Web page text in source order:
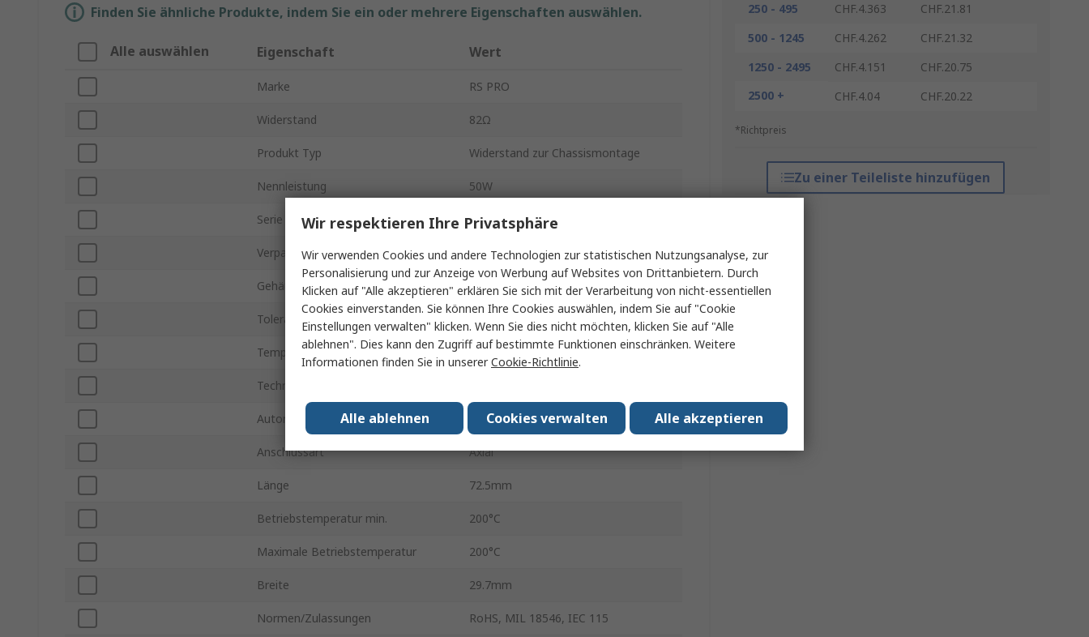
250 - 495
CHF.4.363
CHF.21.81
500 - 1245
CHF.4.262
CHF.21.32
1250 - 2495
CHF.4.151
CHF.20.75
2500 +
CHF.4.04 CHF.20.22
*Richtpreis
Zu einer Teileliste hinzufügen
Finden Sie ähnliche Produkte, indem Sie ein oder mehrere Eigenschaften auswählen.
Alle auswählen Eigenschaft Wert
Marke RS PRO
Widerstand 82Ω
Produkt Typ Widerstand zur Chassismontage
Nennleistung 50W
Serie RS50
Verpackungsart Aluminiumgehäuse
Gehäusegröße Aluminium
Toleranz ±5 %
Temperaturkoeffizient +100 ppm/°C
Technologie
Automobilstandard Nein
Anschlussart Axial
Länge 72.5mm
Betriebstemperatur min. 200°C
Maximale Betriebstemperatur 200°C
Breite 29.7mm
Normen/Zulassungen RoHS, MIL 18546, IEC 115
Wir respektieren Ihre Privatsphäre
Wir verwenden Cookies und andere Technologien zur statistischen Nutzungsanalyse, zur
Personalisierung und zur Anzeige von Werbung auf Websites von Drittanbietern. Durch
Klicken auf "Alle akzeptieren" erklären Sie sich mit der Verarbeitung von nicht-essentiellen
Cookies einverstanden. Sie können Ihre Cookies auswählen, indem Sie auf "Cookie
Einstellungen verwalten" klicken. Wenn Sie dies nicht möchten, klicken Sie auf "Alle
ablehnen". Dies kann den Zugriff auf bestimmte Funktionen einschränken. Weitere
Informationen finden Sie in unsererCookie-Richtlinie.
Alle akzeptieren
Cookies verwalten
Alle ablehnen